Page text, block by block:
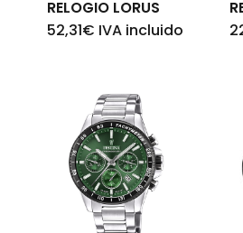
RELOGIO LORUS
52,31€ IVA incluido